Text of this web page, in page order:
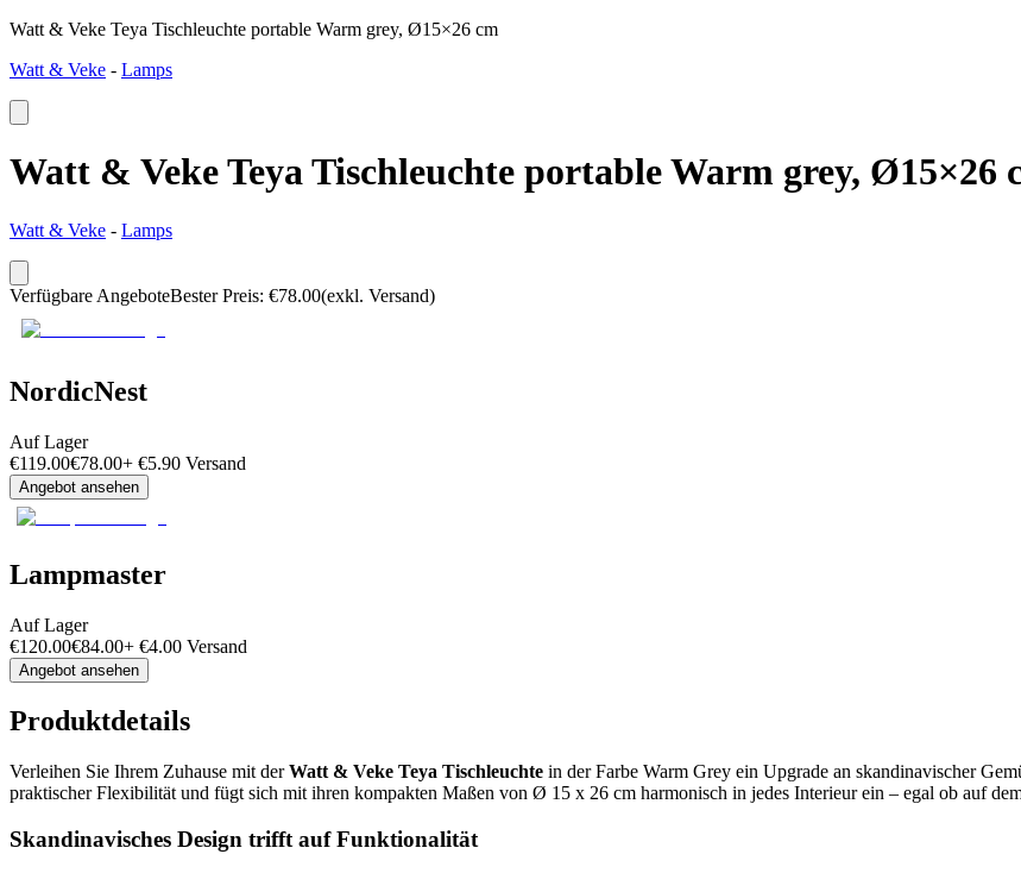
Watt & Veke Teya Tischleuchte portable Warm grey, Ø15×26 cm
Watt & Veke - Lamps
Watt & Veke Teya Tischleuchte portable Warm grey, Ø15×26
Watt & Veke - Lamps
Verfügbare AngeboteBester Preis: €78.00(exkl. Versand)
NordicNest
Auf Lager
€119.00€78.00+ €5.90 Versand
Angebot ansehen
Lampmaster
Auf Lager
€120.00€84.00+ €4.00 Versand
Angebot ansehen
Produktdetails
Verleihen Sie Ihrem Zuhause mit derWatt & Veke Teya Tischleuchte in der Farbe Warm Grey ein Upgrade an skandinavischer
praktischer Flexibilität und fügt sich mit ihren kompakten Maßen von Ø 15 x 26 cm harmonisch in jedes Interieur ein – egal ob auf
Skandinavisches Design trifft auf Funktionalität